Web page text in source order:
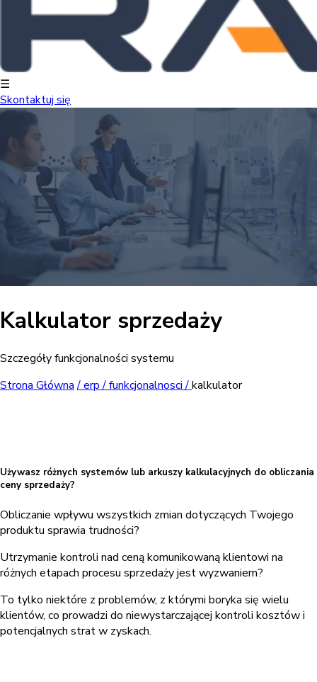
☰
Skontaktuj się
Kalkulator sprzedaży
Szczegóły funkcjonalności systemu
Strona Główna/erp /funkcjonalnosci /kalkulator
Używasz różnych systemów lub arkuszy kalkulacyjnych do obliczania
ceny sprzedaży?
Obliczanie wpływu wszystkich zmian dotyczących Twojego
produktu sprawia trudności?
Utrzymanie kontroli nad ceną komunikowaną klientowi na
różnych etapach procesu sprzedaży jest wyzwaniem?
To tylko niektóre z problemów, z którymi boryka się wielu
klientów, co prowadzi do niewystarczającej kontroli kosztów i
potencjalnych strat w zyskach.